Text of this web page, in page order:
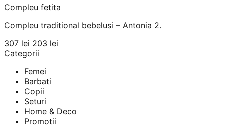
Compleu fetita
Compleu traditional bebelusi – Antonia 2.
307lei Prețul
inițial
fost:
307 lei.
203 lei
Categorii
Femei
Barbati
Copii
Seturi
Home & Deco
Promotii